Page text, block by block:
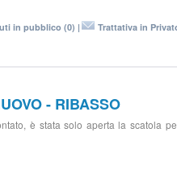
in pubblico (0) | Trattativa in
- RIBASSO
è stata solo aperta la scatola